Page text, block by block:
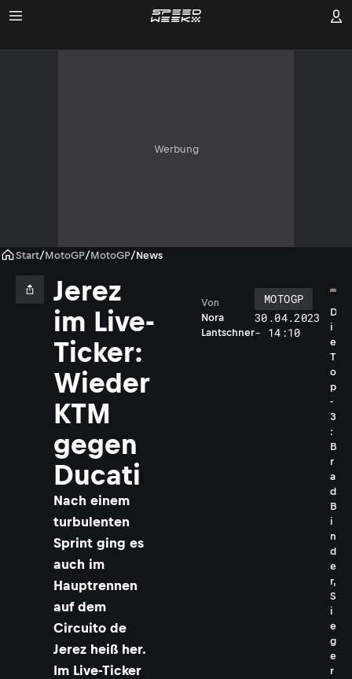
Werbung
Start/MotoGP/MotoGP/News
Jerez
im Live-
Ticker:
Wieder
KTM
gegen
Ducati
Nach einem
turbulenten
Sprint ging es
auch im
Hauptrennen
auf dem
Circuito de
Jerez heiß her.
Im Live-Ticker
Nora
Lantschner
Von
MOTOGP
30.04.2023
- 14:10
D
i
e
T
o
p
-
3
:
B
r
a
d
B
i
n
d
e
r,
S
i
e
g
e
r